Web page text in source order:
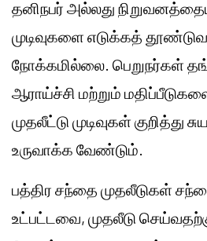
தனிநபர் அல்லது
முடிவுகளை எடுக்கத்
நோக்கமில்லை. பெறுநர்கள்
ஆராய்ச்சி மற்றும்
முதலீட்டு முடிவுகள்
உருவாக்க வேண்டும்.
பத்திர சந்தை முதலீடுகள்
உட்பட்டவை, முதலீடு